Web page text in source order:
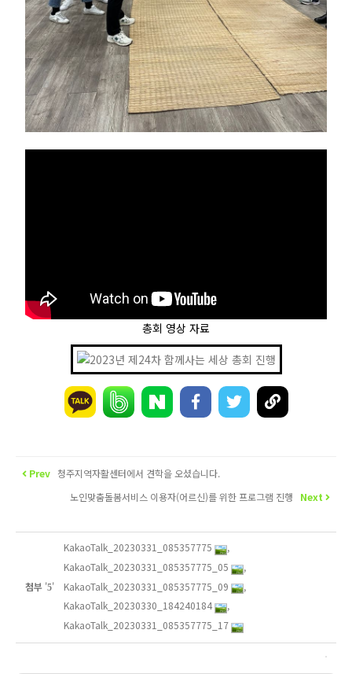
총회 영상 자료
Prev 청주지역자활센터에서 견학을 오셨습니다.
노인맞춤돌봄서비스 이용자(어르신)를 위한 프로그램 진행
Next
첨부 '5'
KakaoTalk_20230331_085357775
,
KakaoTalk_20230331_085357775_05
,
KakaoTalk_20230331_085357775_09
,
KakaoTalk_20230330_184240184
,
KakaoTalk_20230331_085357775_17